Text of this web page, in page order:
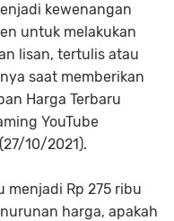
kewenangan
untuk melakukan
lisan, tertulis atau
saat memberikan
Harga Terbaru
YouTube
10/2021).
menjadi Rp 275 ribu
harga, apakah